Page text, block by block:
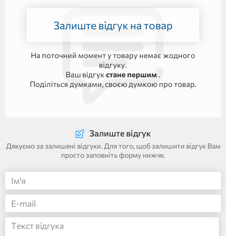
Залиште відгук на товар
На поточний момент у товару немає жодного
відгуку.
Ваш відгук стане першим .
Поділіться думками, своєю думкою про товар.
Залиште відгук
Дякуємо за залишені відгуки. Для того, щоб залишити відгук Вам
просто заповніть форму нижче.